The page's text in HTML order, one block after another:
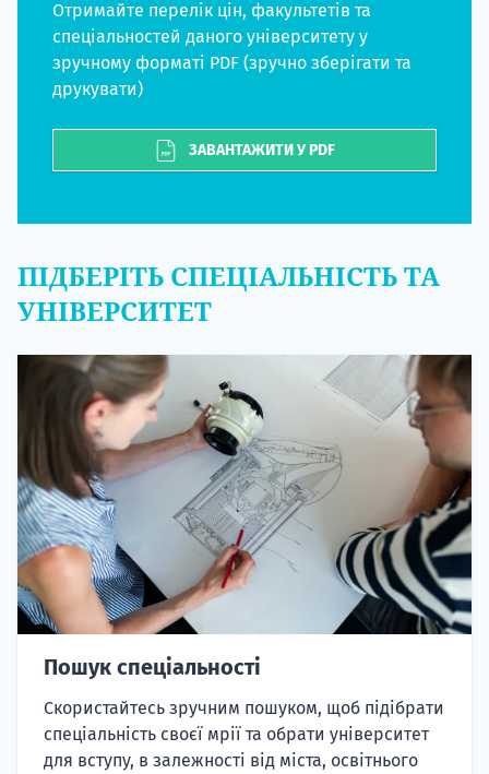
Отримайте перелік цін, факультетів та
спеціальностей даного університету у
зручному форматі PDF (зручно зберігати та
друкувати)
ЗАВАНТАЖИТИ У PDF
ПІДБЕРІТЬ СПЕЦІАЛЬНІСТЬ ТА
УНІВЕРСИТЕТ
Пошук спеціальності
Скористайтесь зручним пошуком, щоб підібрати
спеціальність своєї мрії та обрати університет
для вступу, в залежності від міста, освітнього